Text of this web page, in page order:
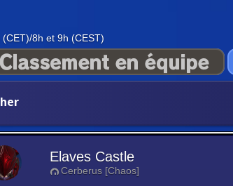
8h et 9h (CEST)
Elaves Castle
Cerberus [Chaos]